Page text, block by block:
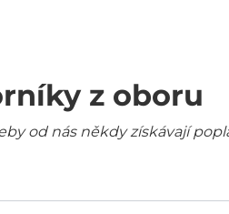
z oboru
od nás někdy získávají